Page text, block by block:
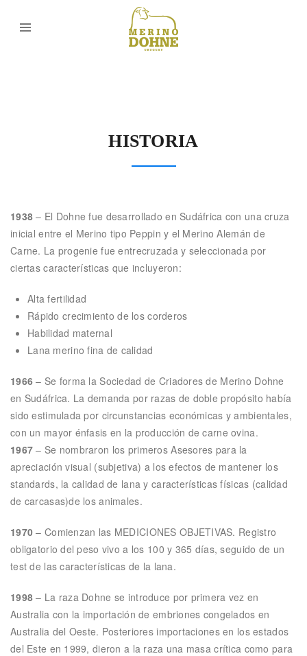
HISTORIA
1938 – El Dohne fue desarrollado en Sudáfrica con una cruza
inicial entre el Merino tipo Peppin y el Merino Alemán de
Carne. La progenie fue entrecruzada y seleccionada por
ciertas características que incluyeron:
Alta fertilidad
Rápido crecimiento de los corderos
Habilidad maternal
Lana merino fina de calidad
1966 – Se forma la Sociedad de Criadores de Merino Dohne
en Sudáfrica. La demanda por razas de doble propósito había
sido estimulada por circunstancias económicas y ambientales,
con un mayor énfasis en la producción de carne ovina.
1967 – Se nombraron los primeros Asesores para la
apreciación visual (subjetiva) a los efectos de mantener los
standards, la calidad de lana y características físicas (calidad
de carcasas)de los animales.
1970 – Comienzan las MEDICIONES OBJETIVAS. Registro
obligatorio del peso vivo a los 100 y 365 días, seguido de un
test de las características de la lana.
1998 – La raza Dohne se introduce por primera vez en
Australia con la importación de embriones congelados en
Australia del Oeste. Posteriores importaciones en los estados
del Este en 1999, dieron a la raza una masa crítica como para